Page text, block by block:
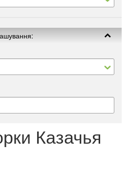
Казачья